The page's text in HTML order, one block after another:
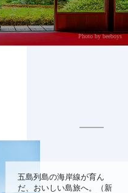
Photo by beeboys
五島列島の海岸線が育ん
だ、おいしい島旅へ。（新